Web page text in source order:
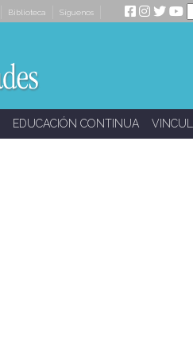
Biblioteca Síguenos
EDUCACIÓN CONTINUA